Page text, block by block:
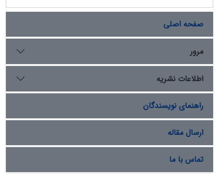
صفحه اصلی
مرور
اطلاعات نشریه
راهنمای نویسندگان
ارسال مقاله
تماس با ما